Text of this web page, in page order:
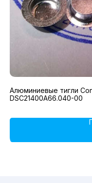
Алюминиевые тигли
DSC21400A66.040-00